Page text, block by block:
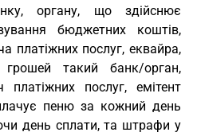
органу, що здійснює
бюджетних коштів,
платіжних послуг, еквайра,
грошей такий банк/орган,
платіжних послуг, емітент
пеню за кожний день
день сплати, та штрафи у